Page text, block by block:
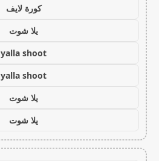
كورة لايف
يلا شوت
yalla shoot
yalla shoot
يلا شوت
يلا شوت